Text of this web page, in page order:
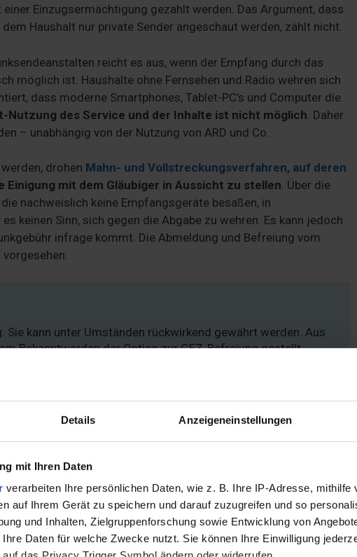
Details Anzeigeneinstellungen
mit Ihren Daten
verarbeiten Ihre persönlichen Daten, wie z. B. Ihre IP-Adresse, mithilfe
auf Ihrem Gerät zu speichern und darauf zuzugreifen und so
und Inhalten, Zielgruppenforschung sowie Entwicklung von
Daten für welche Zwecke nutzt. Sie können Ihre Einwilligung
Einzugsermächtigung gezahlt werden. Das Argument, dass
Haushalt nur private Sender angeschaut werden, zählt nicht.
reicht es aus, wenn der Empfang durch das
möglich ist. Haushalte ohne Fernsehen und Radio wehren sich
dass moderne Smartphones, Tablet-PC’s und Computer die
Nutzung des Service und der Inhalte ist nicht möglich . Daher
– unabhängig von der Nutzung von ARD und Co.
drohen Mahn- und Vollstreckungsverfahren, auf deren
Einigung mit dem Gläubiger in Aussicht zu stellen. Über die
nachweislich keine Empfangsgeräte besaßen, in
keinen Sinn, sich gegen die Abgabe zu wehren. Es kann jedoch
infrage kommt. Die Abmeldung und Befreiung vom
kann unter Umständen rückwirkend gewährt werden. Aus
Bekanntwerden der Option zur GEZ-Befreiung gestellt
Rundfunkgebühr beantragt werden kann, sind eng gesteckt. Sie
auch auf die Personen auswirken, die mit im Haushalt leben.
mit einerBehinderungin ihrem Haushalt, ist das Kind von der
auch für die Eltern, solange sie das Kind pflegen und in ihrem
Wohnen, kann es sich ebenfalls von dem Rundfunkbeitrag